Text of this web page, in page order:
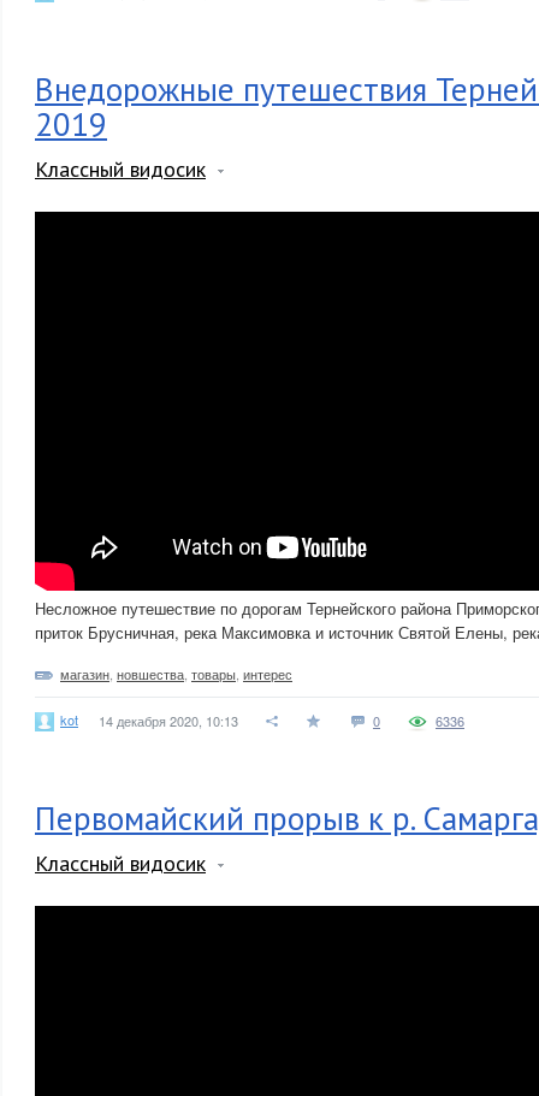
Внедорожные путешествия
2019
Классный видосик
Несложное путешествие по дорогам Тернейского района
приток Брусничная, река Максимовка и источник Святой Елены,
магазин новшества товары интерес
kot 14 декабря 2020, 10:13 0 6336
Первомайский прорыв к р.
Классный видосик